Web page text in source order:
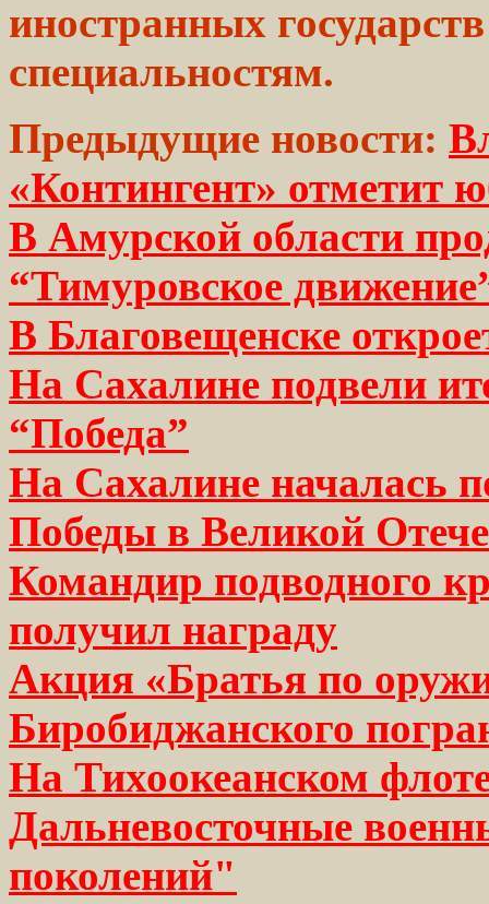
иностранных
специальностям.
Предыдущие новости:
«Контингент» отметит
В Амурской области
“Тимуровское
В Благовещенске
На Сахалине подвели
“Победа”
На Сахалине началась
Победы в Великой
Командир подводного
получил награду
Акция «Братья по
Биробиджанского
На Тихоокеанском
Дальневосточные
поколений"